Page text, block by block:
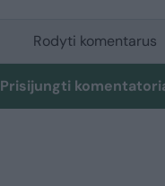
Rodyti komentarus
Prisijungti